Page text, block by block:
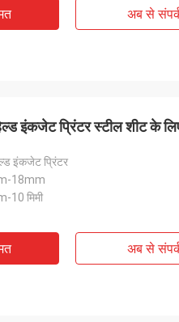
अब से
इंकजेट प्रिंटर स्टील शीट के
इंकजेट प्रिंटर
18mm
10 मिमी
अब से